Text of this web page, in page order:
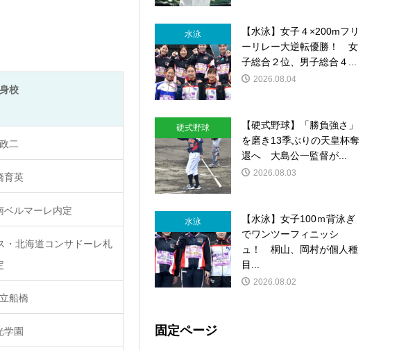
校
二
育英
ベルマーレ内定
・北海道コンサドーレ札
船橋
学園
水泳
【水泳】女子４×200mフリ
ーリレー大逆転優勝！ 女
子総合２位、男子総合４...
2026.08.04
硬式野球
【硬式野球】「勝負強さ」
を磨き13季ぶりの天皇杯奪
還へ 大島公一監督が...
2026.08.03
水泳
【水泳】女子100ｍ背泳ぎ
でワンツーフィニッシ
ュ！ 桐山、岡村が個人種
目...
2026.08.02
固定ページ